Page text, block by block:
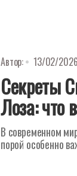
Автор: 13/02/2026
Секреты
Лоза: что
В современном
порой особенно